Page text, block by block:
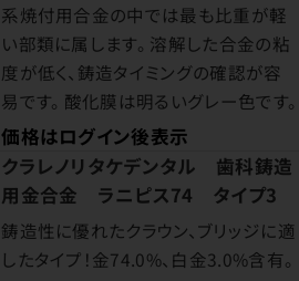
系焼付用合金の中では最も比重が軽
い部類に属します。 溶解した合金の粘
度が低く、鋳造タイミングの確認が容
易です。 酸化膜は明るいグレー色です。
価格はログイン後表示
クラレノリタケデンタル 歯科鋳造
用金合金 ラニピス74 タイプ3
鋳造性に優れたクラウン、ブリッジに適
したタイプ！金74.0%、白金3.0%含有。